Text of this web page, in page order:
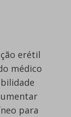
erétil
médico
para